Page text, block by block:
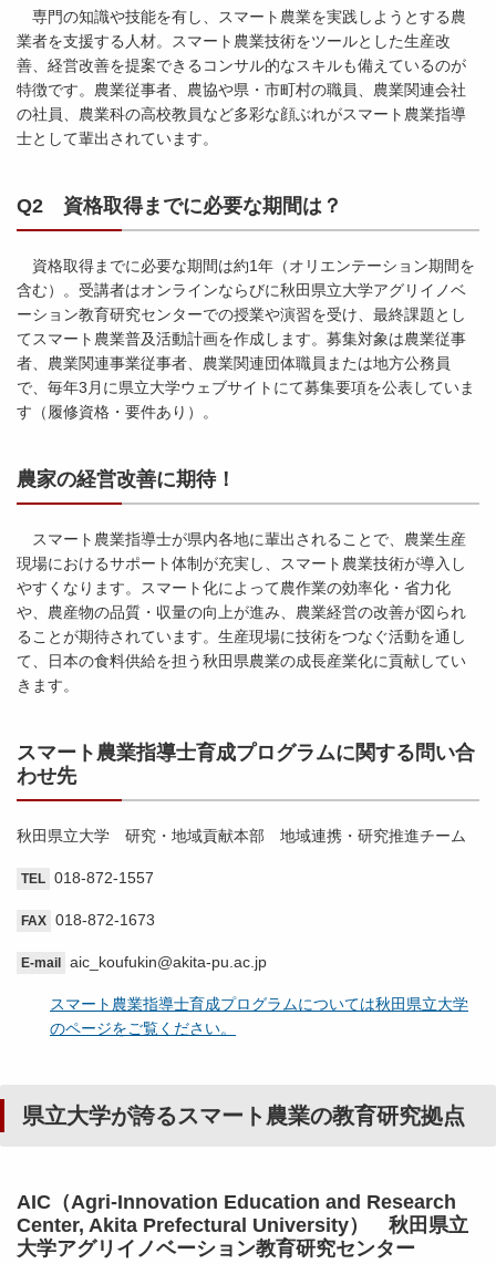
専門の知識や技能を有し、スマート農業を実践しようとする農
業者を支援する人材。スマート農業技術をツールとした生産改
善、経営改善を提案できるコンサル的なスキルも備えているのが
特徴です。農業従事者、農協や県・市町村の職員、農業関連会社
の社員、農業科の高校教員など多彩な顔ぶれがスマート農業指導
士として輩出されています。
Q2 資格取得までに必要な期間は？
資格取得までに必要な期間は約1年（オリエンテーション期間を
含む）。受講者はオンラインならびに秋田県立大学アグリイノベ
ーション教育研究センターでの授業や演習を受け、最終課題とし
てスマート農業普及活動計画を作成します。募集対象は農業従事
者、農業関連事業従事者、農業関連団体職員または地方公務員
で、毎年3月に県立大学ウェブサイトにて募集要項を公表していま
す（履修資格・要件あり）。
農家の経営改善に期待！
スマート農業指導士が県内各地に輩出されることで、農業生産
現場におけるサポート体制が充実し、スマート農業技術が導入し
やすくなります。スマート化によって農作業の効率化・省力化
や、農産物の品質・収量の向上が進み、農業経営の改善が図られ
ることが期待されています。生産現場に技術をつなぐ活動を通し
て、日本の食料供給を担う秋田県農業の成長産業化に貢献してい
きます。
スマート農業指導士育成プログラムに関する問い合
わせ先
秋田県立大学 研究・地域貢献本部 地域連携・研究推進チーム
TEL 018-872-1557
FAX 018-872-1673
E-mail aic_koufukin@akita-pu.ac.jp
スマート農業指導士育成プログラムについては秋田県立大学
のページをご覧ください。
県立大学が誇るスマート農業の教育研究拠点
AIC（Agri-Innovation Education and Research
Center, Akita Prefectural University） 秋田県立
大学アグリイノベーション教育研究センター